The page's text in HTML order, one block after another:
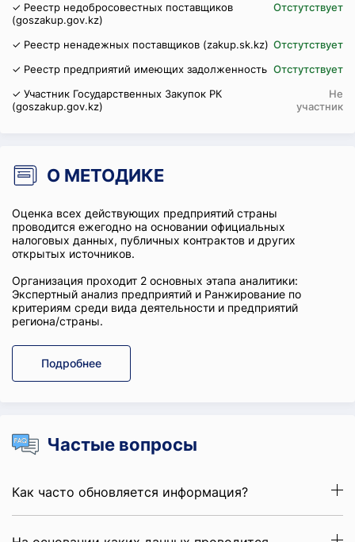
✓ Реестр недобросовестных поставщиков
(goszakup.gov.kz)
Отстутствует
✓ Реестр ненадежных поставщиков (zakup.sk.kz) Отстутствует
✓ Реестр предприятий имеющих задолженность Отстутствует
✓ Участник Государственных Закупок РК
(goszakup.gov.kz)
Не
участник
О МЕТОДИКЕ
Оценка всех действующих предприятий страны
проводится ежегодно на основании официальных
налоговых данных, публичных контрактов и других
открытых источников.
Организация проходит 2 основных этапа аналитики:
Экспертный анализ предприятий и Ранжирование по
критериям среди вида деятельности и предприятий
региона/страны.
Подробнее
Частые вопросы
Как часто обновляется информация?